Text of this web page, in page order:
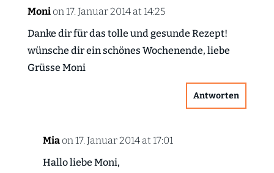
Moni on 17. Januar 2014 at 14:25
Danke dir für das tolle und gesunde Rezept!
wünsche dir ein schönes Wochenende, liebe
Grüsse Moni
Antworten
Mia on 17. Januar 2014 at 17:01
Hallo liebe Moni,